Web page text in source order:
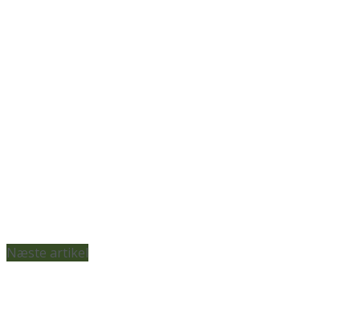
Næste artikel